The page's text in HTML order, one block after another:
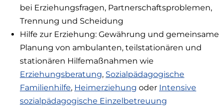
bei Erziehungsfragen, Partnerschaftsproblemen,
Trennung und Scheidung
Hilfe zur Erziehung: Gewährung und gemeinsame
Planung von ambulanten, teilstationären und
stationären Hilfemaßnahmen wie
Erziehungsberatung, Sozialpädagogische
Familienhilfe, Heimerziehung oder Intensive
sozialpädagogische Einzelbetreuung